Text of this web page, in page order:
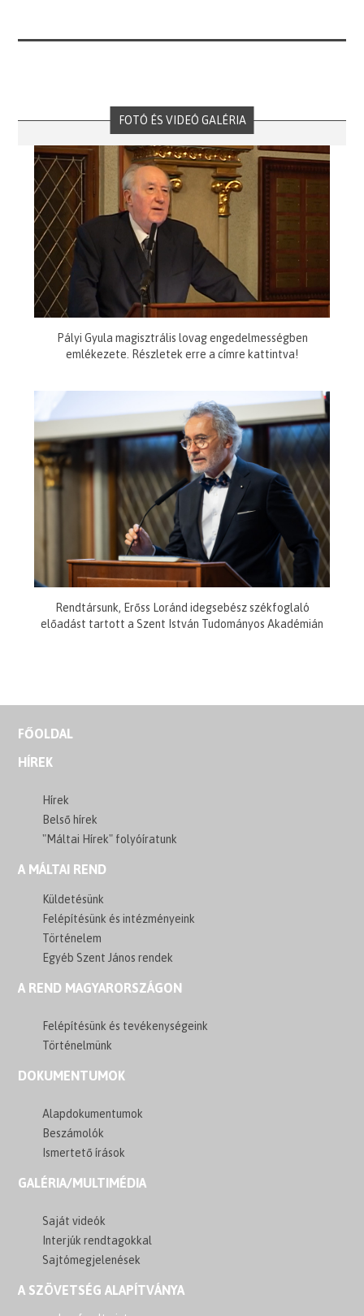
FOTÓ ÉS VIDEÓ GALÉRIA
Pályi Gyula magisztrális lovag engedelmességben
emlékezete. Részletek erre a címre kattintva!
Rendtársunk, Erőss Loránd idegsebész székfoglaló
előadást tartott a Szent István Tudományos Akadémián
FŐOLDAL
HÍREK
Hírek
Belső hírek
"Máltai Hírek" folyóíratunk
A MÁLTAI REND
Küldetésünk
Felépítésünk és intézményeink
Történelem
Egyéb Szent János rendek
A REND MAGYARORSZÁGON
Felépítésünk és tevékenységeink
Történelmünk
DOKUMENTUMOK
Alapdokumentumok
Beszámolók
Ismertető írások
GALÉRIA/MULTIMÉDIA
Saját videók
Interjúk rendtagokkal
Sajtómegjelenések
A SZÖVETSÉG ALAPÍTVÁNYA